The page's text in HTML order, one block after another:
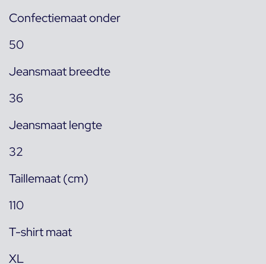
Confectiemaat onder
50
Jeansmaat breedte
36
Jeansmaat lengte
32
Taillemaat (cm)
110
T-shirt maat
XL